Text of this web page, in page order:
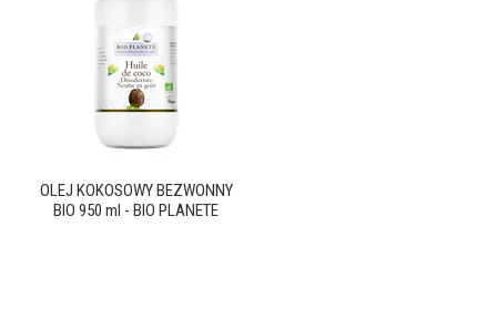
OLEJ KOKOSOWY BEZWONNY
BIO 950 ml - BIO PLANETE